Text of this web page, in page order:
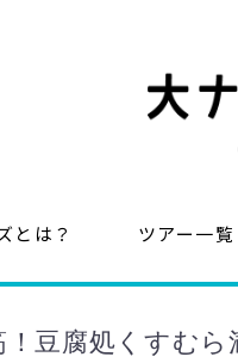
とは？ ツアー一覧
豆腐処くすむら